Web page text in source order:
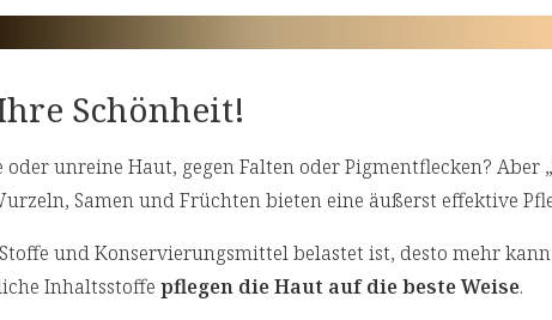
Schönheit!
unreine Haut, gegen Falten oder Pigmentflecken? Aber
Samen und Früchten bieten eine äußerst effektive
und Konservierungsmittel belastet ist, desto mehr kann
Inhaltsstoffe pflegen die Haut auf die beste Weise.